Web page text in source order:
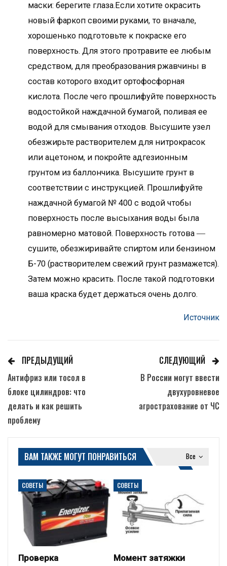
маски: берегите глаза.Если хотите окрасить
новый фаркоп своими руками, то вначале,
хорошенько подготовьте к покраске его
поверхность. Для этого протравите ее любым
средством, для преобразования ржавчины в
состав которого входит ортофосфорная
кислота. После чего прошлифуйте поверхность
водостойкой наждачной бумагой, поливая ее
водой для смывания отходов. Высушите узел
обезжирьте растворителем для нитрокрасок
или ацетоном, и покройте адгезионным
грунтом из баллончика. Высушите грунт в
соответствии с инструкцией. Прошлифуйте
наждачной бумагой № 400 с водой чтобы
поверхность после высыхания воды была
равномерно матовой. Поверхность готова ―
сушите, обезжиривайте спиртом или бензином
Б-70 (растворителем свежий грунт размажется).
Затем можно красить. После такой подготовки
ваша краска будет держаться очень долго.
Источник
ПРЕДЫДУЩИЙ
Антифриз или тосол в
блоке цилиндров: что
делать и как решить
проблему
СЛЕДУЮЩИЙ
В России могут ввести
двухуровневое
агрострахование от ЧС
Все
ВАМ ТАКЖЕ МОГУТ ПОНРАВИТЬСЯ
СОВЕТЫ
Проверка
СОВЕТЫ
Момент затяжки